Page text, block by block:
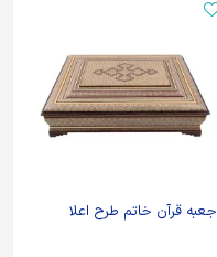
جعبه قرآن خاتم طرح اعلا